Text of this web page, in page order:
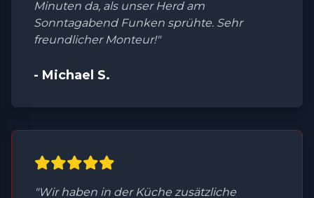
Minuten da, als unser Herd am
Sonntagabend Funken sprühte. Sehr
freundlicher Monteur!"
- Michael S.
"Wir haben in der Küche zusätzliche